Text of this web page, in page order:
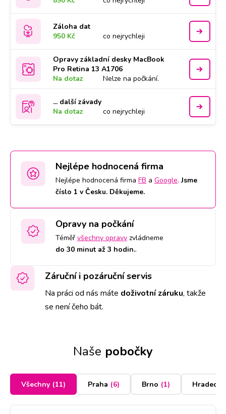
Záloha dat
950 Kč
co nejrychleji
Opravy základní desky MacBook
Pro Retina 13 A1706
Na dotaz
Nelze na počkání.
... další závady
Na dotaz
co nejrychleji
Nejlépe hodnocená firma
Nejlépe hodnocená firma FB a Google.Jsme
číslo 1 v Česku. Děkujeme.
Opravy na počkání
Téměř všechny opravy zvládneme
do 30 minut až 3 hodin..
Záruční i pozáruční servis
Na práci od nás máte doživotní záruku, takže
se není čeho bát.
Naše pobočky
Všechny (11) Praha (6) Brno (1) Hradec